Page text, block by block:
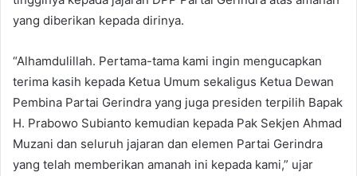
yang diberikan kepada dirinya.
“Alhamdulillah. Pertama-tama kami ingin mengucapkan
terima kasih kepada Ketua Umum sekaligus Ketua Dewan
Pembina Partai Gerindra yang juga presiden terpilih Bapak
H. Prabowo Subianto kemudian kepada Pak Sekjen Ahmad
Muzani dan seluruh jajaran dan elemen Partai Gerindra
yang telah memberikan amanah ini kepada kami,” ujar